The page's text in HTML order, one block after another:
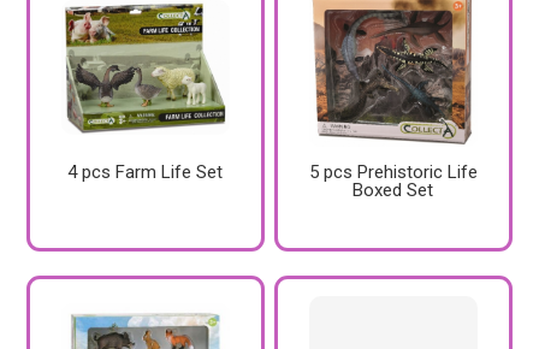
4 pcs Farm Life Set
5 pcs Prehistoric Life
Boxed Set